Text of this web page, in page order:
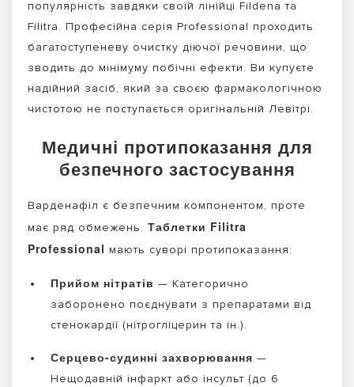
популярність завдяки своїй лінійці Fildena та
Filitra. Професійна серія Professional проходить
багатоступеневу очистку діючої речовини, що
зводить до мінімуму побічні ефекти. Ви купуєте
надійний засіб, який за своєю фармакологічною
чистотою не поступається оригінальній Левітрі.
Медичні протипоказання для
безпечного застосування
Варденафіл є безпечним компонентом, проте
має ряд обмежень. Таблетки Filitra
Professional мають суворі протипоказання:
Прийом нітратів — Категорично
заборонено поєднувати з препаратами від
стенокардії (нітрогліцерин та ін.).
Серцево-судинні захворювання —
Нещодавній інфаркт або інсульт (до 6